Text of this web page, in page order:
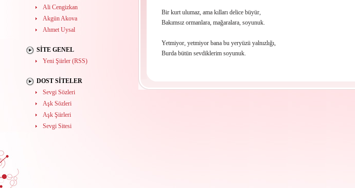
Ali Cengizkan
Akgün Akova
Ahmet Uysal
SITE GENEL
Yeni Şiirler (RSS)
DOST SITELER
Sevgi Sözleri
Aşk Sözleri
Aşk Şiirleri
Sevgi Sitesi
Bir kurt ulumaz, ama kılları delice büyür,
Bakımsız ormanlara, mağaralara, soyunuk.
Yetmiyor, yetmiyor bana bu yeryüzü yalnızlığı,
Burda bütün sevdiklerim soyunuk.